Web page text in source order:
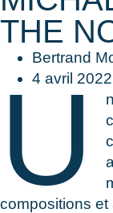
THE
Bertrand
4 avril 2022
U
compositions